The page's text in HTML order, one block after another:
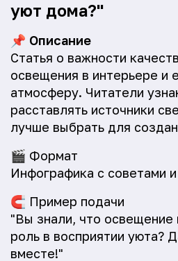
уют дома?"
📌 Описание
Статья о важности
освещения в интерьере и
атмосферу. Читатели
расставлять источники
лучше выбрать для
🎬 Формат
Инфографика с советами
🧲 Пример подачи
"Вы знали, что освещение
роль в восприятии уюта?
вместе!"